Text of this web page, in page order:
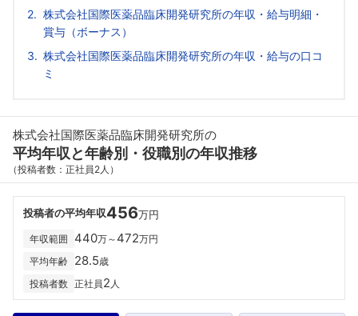
株式会社国際医薬品臨床開発研究所の年収・給与明細・
賞与（ボーナス）
株式会社国際医薬品臨床開発研究所の年収・給与の口コ
ミ
株式会社国際医薬品臨床開発研究所の
平均年収と年齢別・役職別の年収推移
（投稿者数：正社員2人）
投稿者の平均年収456万円
年収範囲 440万～ 472万円
平均年齢 28.5歳
投稿者数 正社員2 人